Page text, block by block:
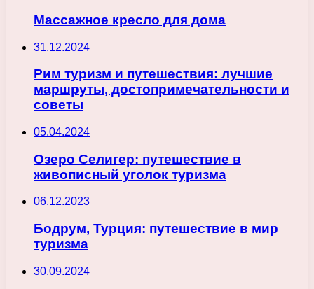
Массажное кресло для дома
31.12.2024
Рим туризм и путешествия: лучшие
маршруты, достопримечательности и
советы
05.04.2024
Озеро Селигер: путешествие в
живописный уголок туризма
06.12.2023
Бодрум, Турция: путешествие в мир
туризма
30.09.2024